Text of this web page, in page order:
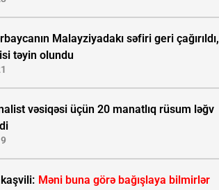
Malayziyadakı səfiri geri çağırıldı,
təyin olundu
vəsiqəsi üçün 20 manatlıq rüsum ləğv
Məni buna görə bağışlaya bilmirlər